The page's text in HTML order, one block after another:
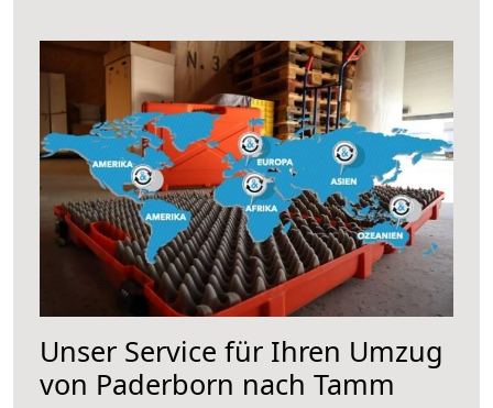
Unser Service für Ihren Umzug
von Paderborn nach Tamm